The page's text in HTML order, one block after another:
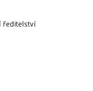
ředitelství